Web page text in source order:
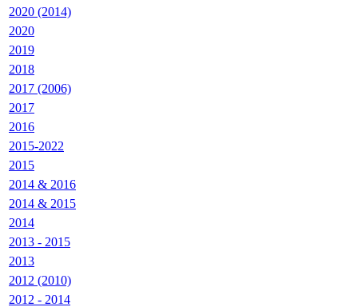
2020 (2014)
2020
2019
2018
2017 (2006)
2017
2016
2015-2022
2015
2014 & 2016
2014 & 2015
2014
2013 - 2015
2013
2012 (2010)
2012 - 2014